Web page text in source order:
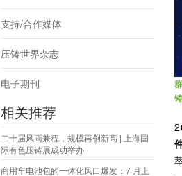
支持/合作媒体
压铸世界杂志
电子期刊
相关推荐
二十届风雨兼程，规模再创新高 | 上海国
际有色压铸展成功举办
商用车电池包的一体化风口爆发：7 月上